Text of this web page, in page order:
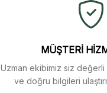
MÜŞTERİ
Uzman ekibimiz siz değerli
ve doğru bilgileri